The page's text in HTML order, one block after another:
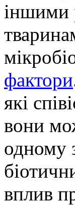
іншими
фактори
які
вони
одному
вплив